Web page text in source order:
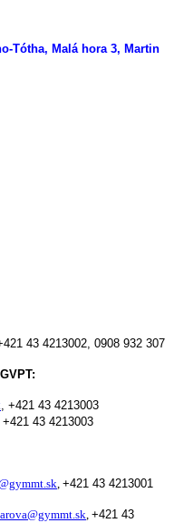
Tótha, Malá hora 3, Martin
43 4213002, 0908 932 307
, +421 43 4213003
+421 43 4213003
, +421 43 4213001
, +421 43